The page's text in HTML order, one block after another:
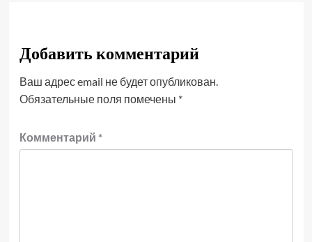
Добавить комментарий
Ваш адрес email не будет опубликован.
Обязательные поля помечены *
Комментарий *